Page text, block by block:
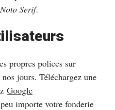
Noto Serif.
propres polices sur
jours. Téléchargez une
Google
importe votre fonderie